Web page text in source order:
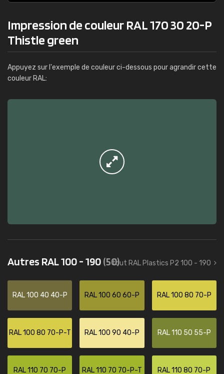
Impression de couleur RAL 170 30 20-P
Thistle green
Appuyez sur l'exemple de couleur ci-dessous pour agrandir cette
couleur RAL:
Autres RAL 100 - 190(50)tout RAL Plastics P2 100 - 190
RAL 100 40 40-P RAL 100 60 60-P RAL 100 80 70-P
RAL 100 80 70-P-T RAL 100 90 40-P RAL 110 50 55-P
RAL 110 70 70-P RAL 110 70 70-P-T RAL 110 80 70-P